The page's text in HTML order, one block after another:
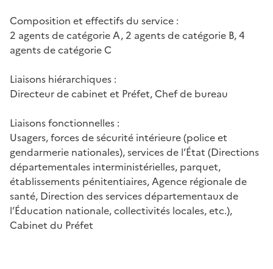
Composition et effectifs du service :
2 agents de catégorie A, 2 agents de catégorie B, 4
agents de catégorie C
Liaisons hiérarchiques :
Directeur de cabinet et Préfet, Chef de bureau
Liaisons fonctionnelles :
Usagers, forces de sécurité intérieure (police et
gendarmerie nationales), services de l’État (Directions
départementales interministérielles, parquet,
établissements pénitentiaires, Agence régionale de
santé, Direction des services départementaux de
l’Éducation nationale, collectivités locales, etc.),
Cabinet du Préfet